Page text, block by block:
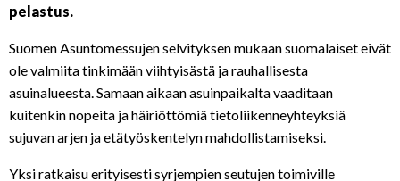
pelastus.
Suomen Asuntomessujen selvityksen mukaan suomalaiset eivät
ole valmiita tinkimään viihtyisästä ja rauhallisesta
asuinalueesta. Samaan aikaan asuinpaikalta vaaditaan
kuitenkin nopeita ja häiriöttömiä tietoliikenneyhteyksiä
sujuvan arjen ja etätyöskentelyn mahdollistamiseksi.
Yksi ratkaisu erityisesti syrjempien seutujen toimiville